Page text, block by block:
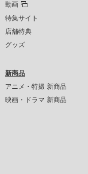
動画
特集サイト
店舗特典
グッズ
新商品
アニメ・特撮 新商品
映画・ドラマ 新商品